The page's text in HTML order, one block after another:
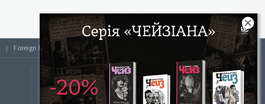
| Foreign Rights |
Інтернет-магазин «Видавництво Богдан»:
46018, м. Тернопіль, А/С 529